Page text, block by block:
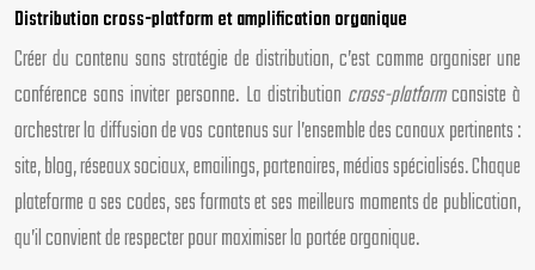
Distribution cross-platform et amplification organique
Créer du contenu sans stratégie de distribution, c’est comme organiser une
conférence sans inviter personne. La distribution cross-platformconsiste à
orchestrer la diffusion de vos contenus sur l’ensemble des canaux pertinents :
site, blog, réseaux sociaux, emailings, partenaires, médias spécialisés. Chaque
plateforme a ses codes, ses formats et ses meilleurs moments de publication,
qu’il convient de respecter pour maximiser la portée organique.